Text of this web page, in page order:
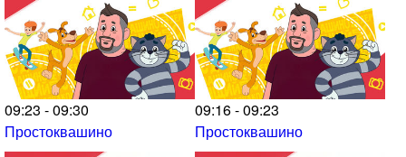
09:23 - 09:30
Простоквашино
09:16 - 09:23
Простоквашино